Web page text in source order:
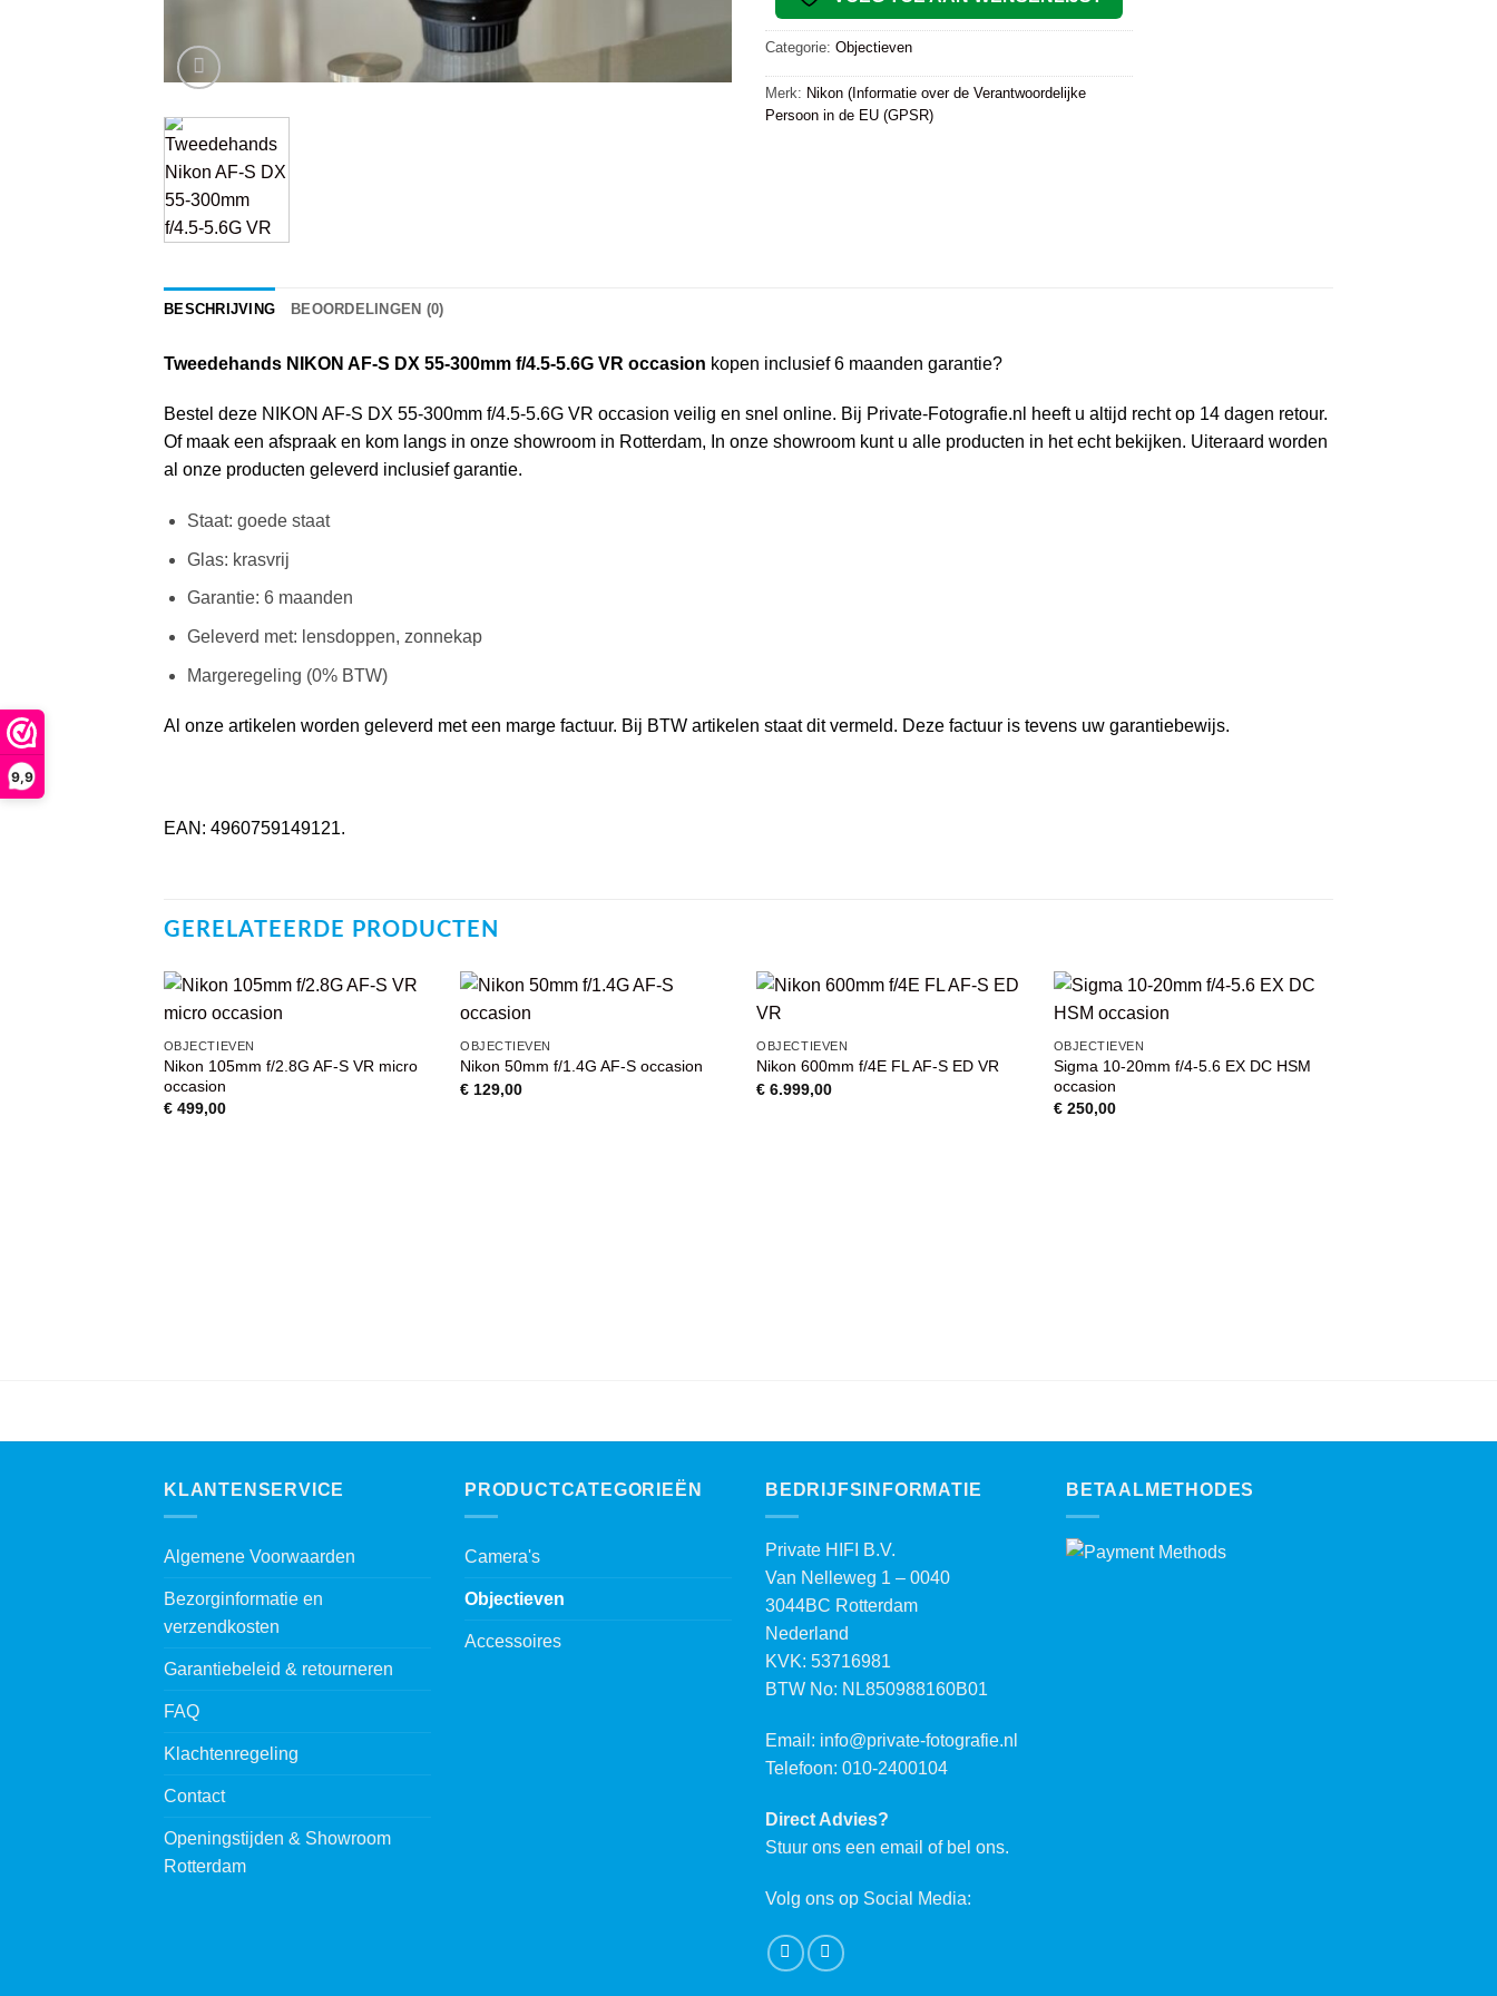
9,9
Categorie: Objectieven
Merk: Nikon (Informatie over de Verantwoordelijke
Persoon in de EU (GPSR)
BESCHRIJVING BEOORDELINGEN (0)
Tweedehands NIKON AF-S DX 55-300mm f/4.5-5.6G VR occasion kopen inclusief 6 maanden garantie?
Bestel deze NIKON AF-S DX 55-300mm f/4.5-5.6G VR occasion veilig en snel online. Bij Private-Fotografie.nl heeft u altijd recht op 14 dagen retour.
Of maak een afspraak en kom langs in onze showroom in Rotterdam, In onze showroom kunt u alle producten in het echt bekijken. Uiteraard worden
al onze producten geleverd inclusief garantie.
Staat: goede staat
Glas: krasvrij
Garantie: 6 maanden
Geleverd met: lensdoppen, zonnekap
Margeregeling (0% BTW)
Al onze artikelen worden geleverd met een marge factuur. Bij BTW artikelen staat dit vermeld. Deze factuur is tevens uw garantiebewijs.
EAN: 4960759149121.
GERELATEERDE PRODUCTEN
WENSENLIJST
OBJECTIEVEN
Nikon 105mm f/2.8G AF-S VR micro
occasion
€499,00
WENSENLIJST
OBJECTIEVEN
Nikon 50mm f/1.4G AF-S occasion
€ 129,00
WENSENLIJST
OBJECTIEVEN
Nikon 600mm f/4E FL AF-S ED VR
€ 6.999,00
WENSENLIJST
OBJECTIEVEN
Sigma 10-20mm f/4-5.6 EX DC HSM
occasion
€250,00
KLANTENSERVICE
Algemene Voorwaarden
Bezorginformatie en
verzendkosten
Garantiebeleid & retourneren
FAQ
Klachtenregeling
Contact
Openingstijden & Showroom
Rotterdam
PRODUCTCATEGORIEËN
Camera's
Objectieven
Accessoires
BEDRIJFSINFORMATIE
Private HIFI B.V.
Van Nelleweg 1 – 0040
3044BC Rotterdam
Nederland
KVK: 53716981
BTW No: NL850988160B01
Email: info@private-fotografie.nl
Telefoon: 010-2400104
Direct Advies?
Stuur ons een email of bel ons.
Volg ons op Social Media:
BETAALMETHODES